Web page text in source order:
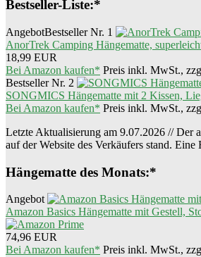
Bestseller-Liste:*
AngebotBestseller Nr. 1
AnorTrek Camping Hängematte,
18,99 EUR
Bei Amazon kaufen* Preis inkl. MwSt.,
Bestseller Nr. 2
SONGMICS Hängematte mit 2 Kissen,
Bei Amazon kaufen* Preis inkl. MwSt.,
Letzte Aktualisierung am 9.07.2026 // Der
auf der Website des Verkäufers stand.
Hängematte des Monats:*
Angebot
Amazon Basics Hängematte mit Gestell,
74,96 EUR
Bei Amazon kaufen* Preis inkl. MwSt.,